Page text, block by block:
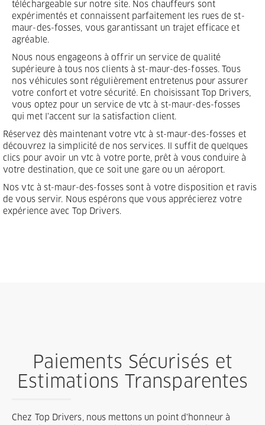
téléchargeable sur notre site. Nos chauffeurs sont
expérimentés et connaissent parfaitement les rues de st-
maur-des-fosses, vous garantissant un trajet efficace et
agréable.
Nous nous engageons à offrir un service de qualité
supérieure à tous nos clients à st-maur-des-fosses. Tous
nos véhicules sont régulièrement entretenus pour assurer
votre confort et votre sécurité. En choisissant Top Drivers,
vous optez pour un service de vtc à st-maur-des-fosses
qui met l'accent sur la satisfaction client.
Réservez dès maintenant votre vtc à st-maur-des-fosses et
découvrez la simplicité de nos services. Il suffit de quelques
clics pour avoir un vtc à votre porte, prêt à vous conduire à
votre destination, que ce soit une gare ou un aéroport.
Nos vtc à st-maur-des-fosses sont à votre disposition et ravis
de vous servir. Nous espérons que vous apprécierez votre
expérience avec Top Drivers.
Paiements Sécurisés et
Estimations Transparentes
Chez Top Drivers, nous mettons un point d'honneur à